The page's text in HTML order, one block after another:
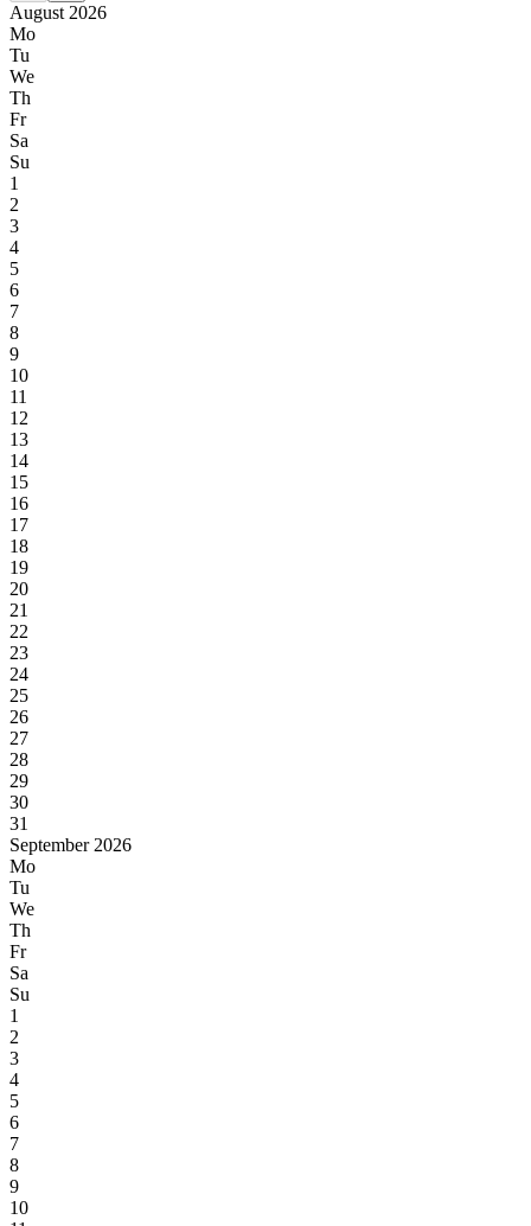
August 2026
Mo
Tu
We
Th
Fr
Sa
Su
1
2
3
4
5
6
7
8
9
10
11
12
13
14
15
16
17
18
19
20
21
22
23
24
25
26
27
28
29
30
31
September 2026
Mo
Tu
We
Th
Fr
Sa
Su
1
2
3
4
5
6
7
8
9
10